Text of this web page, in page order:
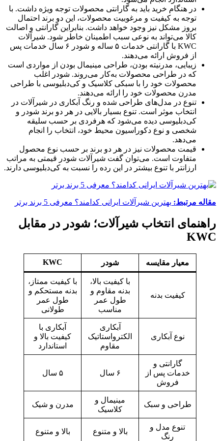
در هنگام خرید باید به گارانتی محصولات توجه ویژه داشت. با
توجه به کیفیت و مرغوبیت محصولات، این دو برند احتمال
بروز مشکل نیز وجود خواهد داشت. بنابراین گارانتی و اصالت
کالا می‌تواند به نوعی سبب اطمینان خاطر شود. شیرآلات
KWC با گارانتی خدمات ۵ ساله و شودر ۶ سال خدمات پس
از فروش ارائه می‌دهند.
زیبایی، مدرنیته بودن، طراحی مینیمال بودن از مواردی است
که در طراحی محصولات به‌کار می‌روند. شودر اغلب
محصولات خود را با سبکی کلاسیک و کی‌دبلیوسی با طراحی
مدرن محصولات خود را ارائه می‌دهند.
تنوع در مدل‌های طراحی شده و رنگ آبکاری در شیرآلات در
انتخاب موثر است. تنوع بسیار بالایی در هر دو برند شودر و
کی‌دبلیوسی دیده می‌شود که هرفردی بر حسب سلیقه
شخصی و نوع دکوراسیون محیط خود، انتخاب را انجام
می‌دهد.
قیمت محصولات نیز در هر دو برند بر حسب نوع محصول
متفاوت است. می‌توان گفت شیرآلات شودر قیمتی به مراتب
ارزانتر با تنوع بیشتر در این رده را نسبت به کی‌دبلیوسی دارند.
مقاله مرتبط: بهترین شیرآلات ایرانی کدامند؟ معرفی 5 برند برتر
راهنمای انتخاب شیرآلات؛ شودر در مقابل
KWC
معیار مقایسه شودر KWC
کیفیت بدنه
با کیفیت بالا،
بدنه مقاوم و
طول عمر
مناسب
با کیفیت ممتاز،
بدنه مستحکم و
طول عمر
طولانی
نوع آبکاری
آبکاری
الکترواستاتیک
مقاوم
آبکاری با
کیفیت بالا و
استاندارد
گارانتی و
خدمات پس از
فروش
۶ سال ۵ سال
طراحی و سبک
مینیمال و
کلاسیک
مدرن و شیک
تنوع مدل و
رنگ
بالا و متنوع بالا و متنوع